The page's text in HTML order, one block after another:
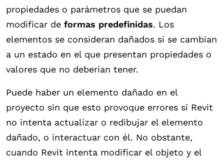
propiedades o parámetros que se puedan
modificar de formas predefinidas. Los
elementos se consideran dañados si se cambian
a un estado en el que presentan propiedades o
valores que no deberían tener.
Puede haber un elemento dañado en el
proyecto sin que esto provoque errores si Revit
no intenta actualizar o redibujar el elemento
dañado, o interactuar con él. No obstante,
cuando Revit intenta modificar el objeto y el